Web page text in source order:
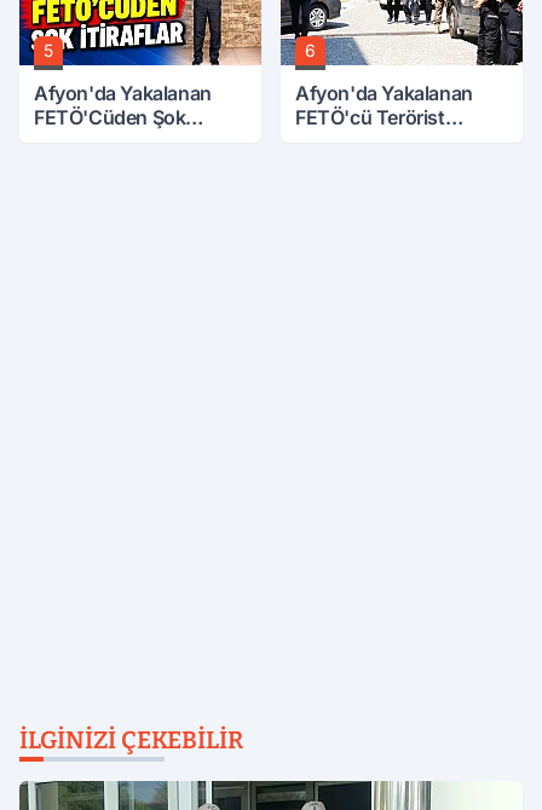
5
Afyon'da Yakalanan
FETÖ'Cüden Şok
6
Afyon'da Yakalanan
FETÖ'cü Terörist
İLGINIZI ÇEKEBILIR